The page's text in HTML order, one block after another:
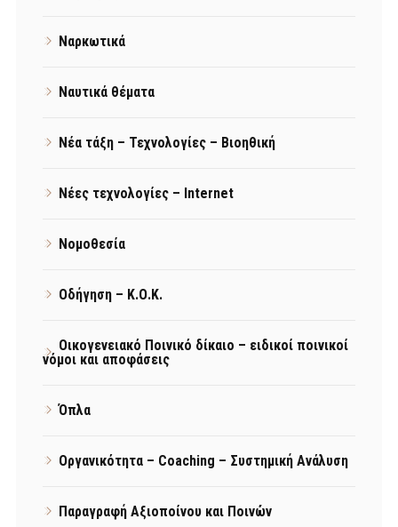
Ναρκωτικά
Ναυτικά θέματα
Νέα τάξη – Τεχνολογίες – Βιοηθική
Νέες τεχνολογίες – Internet
Νομοθεσία
Οδήγηση – Κ.Ο.Κ.
Οικογενειακό Ποινικό δίκαιο – ειδικοί ποινικοί
νόμοι και αποφάσεις
Όπλα
Οργανικότητα – Coaching – Συστημική Ανάλυση
Παραγραφή Αξιοποίνου και Ποινών